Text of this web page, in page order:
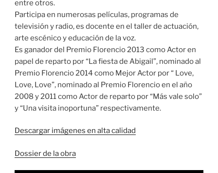
entre otros.
Participa en numerosas películas, programas de
televisión y radio, es docente en el taller de actuación,
arte escénico y educación de la voz.
Es ganador del Premio Florencio 2013 como Actor en
papel de reparto por “La fiesta de Abigail”, nominado al
Premio Florencio 2014 como Mejor Actor por “ Love,
Love, Love”, nominado al Premio Florencio en el año
2008 y 2011 como Actor de reparto por “Más vale solo”
y “Una visita inoportuna” respectivamente.
Descargar imágenes en alta calidad
Dossier de la obra